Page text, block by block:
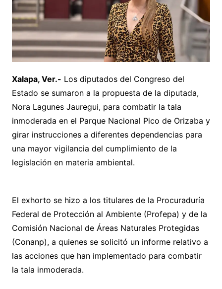
Xalapa, Ver.- Los diputados del Congreso del
Estado se sumaron a la propuesta de la diputada,
Nora Lagunes Jauregui, para combatir la tala
inmoderada en el Parque Nacional Pico de Orizaba y
girar instrucciones a diferentes dependencias para
una mayor vigilancia del cumplimiento de la
legislación en materia ambiental.
El exhorto se hizo a los titulares de la Procuraduría
Federal de Protección al Ambiente (Profepa) y de la
Comisión Nacional de Áreas Naturales Protegidas
(Conanp), a quienes se solicitó un informe relativo a
las acciones que han implementado para combatir
la tala inmoderada.